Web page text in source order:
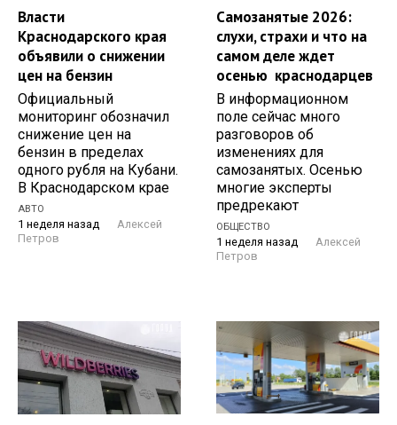
Власти
Краснодарского края
объявили о снижении
цен на бензин
Официальный
мониторинг обозначил
снижение цен на
бензин в пределах
одного рубля на Кубани.
В Краснодарском крае
АВТО
1 неделя назад
Алексей
Петров
Самозанятые 2026:
слухи, страхи и что на
самом деле ждет
осенью краснодарцев
В информационном
поле сейчас много
разговоров об
изменениях для
самозанятых. Осенью
многие эксперты
предрекают
ОБЩЕСТВО
1 неделя назад
Алексей
Петров